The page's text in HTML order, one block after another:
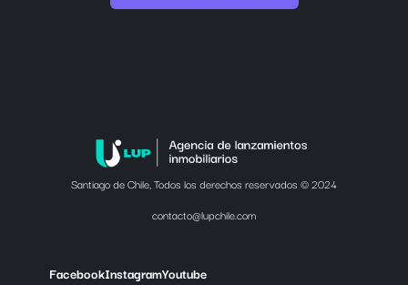
Santiago de Chile, Todos los derechos reservados © 2024
contacto@lupchile.com
FacebookInstagramYoutube